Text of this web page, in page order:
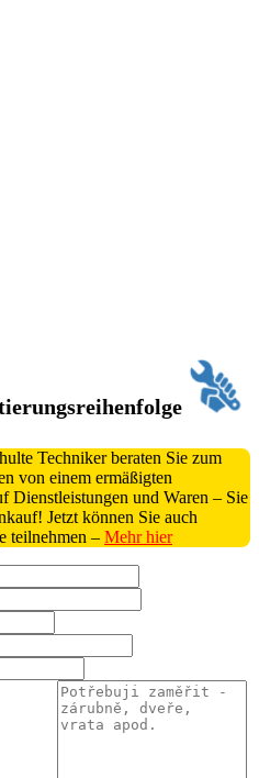
Techniker beraten Sie zum
von einem ermäßigten
Dienstleistungen und Waren – Sie
Jetzt können Sie auch
teilnehmen – Mehr hier